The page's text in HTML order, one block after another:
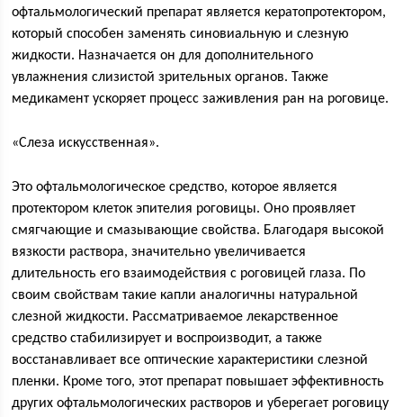
офтальмологический препарат является кератопротектором,
который способен заменять синовиальную и слезную
жидкости. Назначается он для дополнительного
увлажнения слизистой зрительных органов. Также
медикамент ускоряет процесс заживления ран на роговице.
«Слеза искусственная».
Это офтальмологическое средство, которое является
протектором клеток эпителия роговицы. Оно проявляет
смягчающие и смазывающие свойства. Благодаря высокой
вязкости раствора, значительно увеличивается
длительность его взаимодействия с роговицей глаза. По
своим свойствам такие капли аналогичны натуральной
слезной жидкости. Рассматриваемое лекарственное
средство стабилизирует и воспроизводит, а также
восстанавливает все оптические характеристики слезной
пленки. Кроме того, этот препарат повышает эффективность
других офтальмологических растворов и уберегает роговицу